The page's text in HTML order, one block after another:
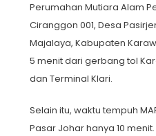
Perumahan Mutiara Alam
Ciranggon 001, Desa
Majalaya, Kabupaten
5 menit dari gerbang tol
dan Terminal Klari.
Selain itu, waktu tempuh
Pasar Johar hanya 10 menit.